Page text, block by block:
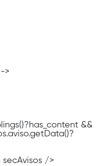
>
&&
secAvisos />